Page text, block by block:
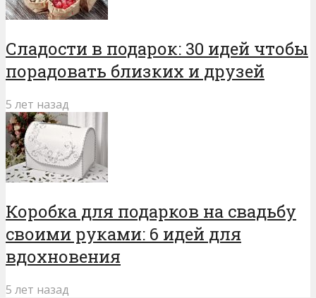
Сладости в подарок: 30 идей чтобы
порадовать близких и друзей
5 лет назад
Коробка для подарков на свадьбу
своими руками: 6 идей для
вдохновения
5 лет назад